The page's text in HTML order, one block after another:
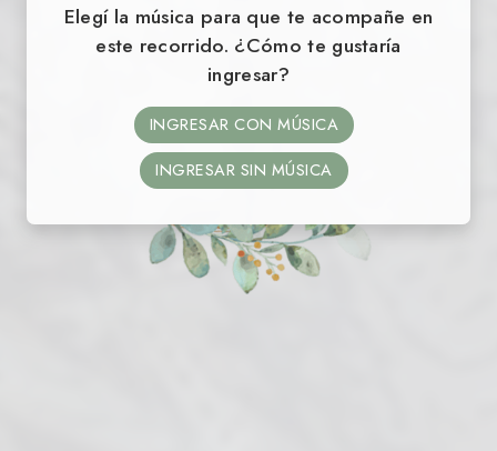
Elegí la música para que te acompañe en
este recorrido. ¿Cómo te gustaría
ingresar?
INGRESAR CON MÚSICA
INGRESAR SIN MÚSICA